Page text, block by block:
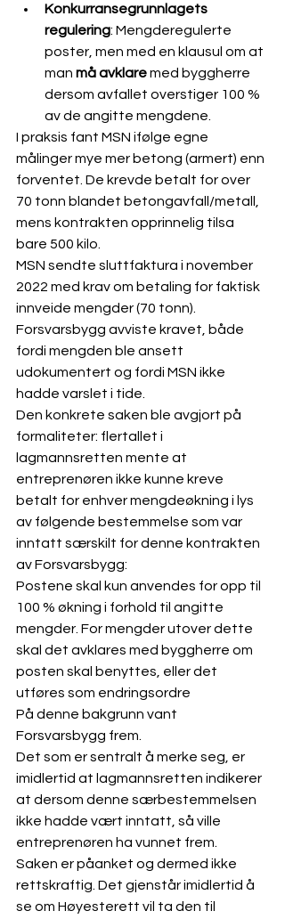
Konkurransegrunnlagets
regulering: Mengderegulerte
poster, men med en klausul om at
man må avklare med byggherre
dersom avfallet overstiger 100 %
av de angitte mengdene.
I praksis fant MSN ifølge egne
målinger mye mer betong (armert) enn
forventet. De krevde betalt for over
70 tonn blandet betongavfall/metall,
mens kontrakten opprinnelig tilsa
bare 500 kilo.
MSN sendte sluttfaktura i november
2022 med krav om betaling for faktisk
innveide mengder (70 tonn).
Forsvarsbygg avviste kravet, både
fordi mengden ble ansett
udokumentert og fordi MSN ikke
hadde varslet i tide.
Den konkrete saken ble avgjort på
formaliteter: flertallet i
lagmannsretten mente at
entreprenøren ikke kunne kreve
betalt for enhver mengdeøkning i lys
av følgende bestemmelse som var
inntatt særskilt for denne kontrakten
av Forsvarsbygg:
Postene skal kun anvendes for opp til
100 % økning i forhold til angitte
mengder. For mengder utover dette
skal det avklares med byggherre om
posten skal benyttes, eller det
utføres som endringsordre
På denne bakgrunn vant
Forsvarsbygg frem.
Det som er sentralt å merke seg, er
imidlertid at lagmannsretten indikerer
at dersom denne særbestemmelsen
ikke hadde vært inntatt, så ville
entreprenøren ha vunnet frem.
Saken er påanket og dermed ikke
rettskraftig. Det gjenstår imidlertid å
se om Høyesterett vil ta den til